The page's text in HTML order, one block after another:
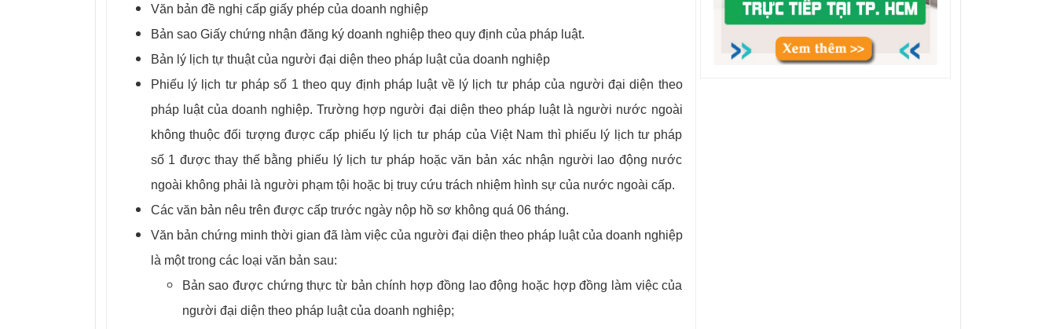
Văn bản đề nghị cấp giấy phép của doanh nghiệp
Bản sao Giấy chứng nhận đăng ký doanh nghiệp theo quy định của pháp luật.
Bản lý lịch tự thuật của người đại diện theo pháp luật của doanh nghiệp
Phiếu lý lịch tư pháp số 1 theo quy định pháp luật về lý lịch tư pháp của người đại diện theo
pháp luật của doanh nghiệp. Trường hợp người đại diện theo pháp luật là người nước ngoài
không thuộc đối tượng được cấp phiếu lý lịch tư pháp của Việt Nam thì phiếu lý lịch tư pháp
số 1 được thay thế bằng phiếu lý lịch tư pháp hoặc văn bản xác nhận người lao động nước
ngoài không phải là người phạm tội hoặc bị truy cứu trách nhiệm hình sự của nước ngoài cấp.
Các văn bản nêu trên được cấp trước ngày nộp hồ sơ không quá 06 tháng.
Văn bản chứng minh thời gian đã làm việc của người đại diện theo pháp luật của doanh nghiệp
là một trong các loại văn bản sau:
Bản sao được chứng thực từ bản chính hợp đồng lao động hoặc hợp đồng làm việc của
người đại diện theo pháp luật của doanh nghiệp;